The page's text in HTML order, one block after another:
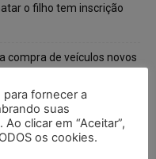
o filho tem inscrição
compra de veículos novos
de empregado que
de trabalho
fornecer a
suas
clicar em “Aceitar”,
os cookies.